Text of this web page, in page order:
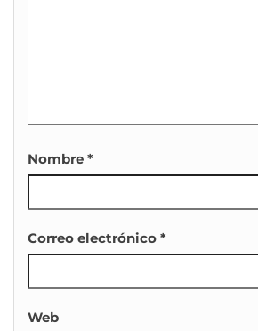
Nombre *
Correo electrónico *
Web